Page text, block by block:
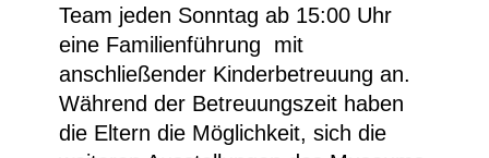
Team jeden Sonntag ab 15:00 Uhr
eine Familienführung mit
anschließender Kinderbetreuung an.
Während der Betreuungszeit haben
die Eltern die Möglichkeit, sich die